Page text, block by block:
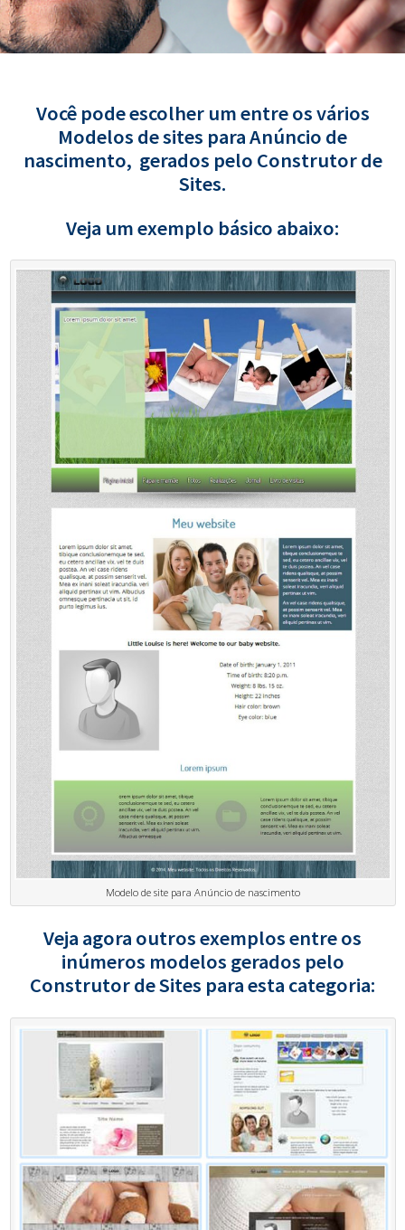
Você pode escolher um entre os vários
Modelos de sites para Anúncio de
nascimento, gerados pelo Construtor de
Sites.
Veja um exemplo básico abaixo:
Modelo de site para Anúncio de nascimento
Veja agora outros exemplos entre os
inúmeros modelos gerados pelo
Construtor de Sites para esta categoria: